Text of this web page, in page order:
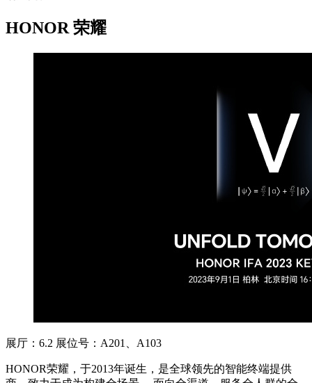
HONOR 荣耀
展厅：6.2 展位号：A201、A103
HONOR荣耀，于2013年诞生，是全球领先的智能终端提供